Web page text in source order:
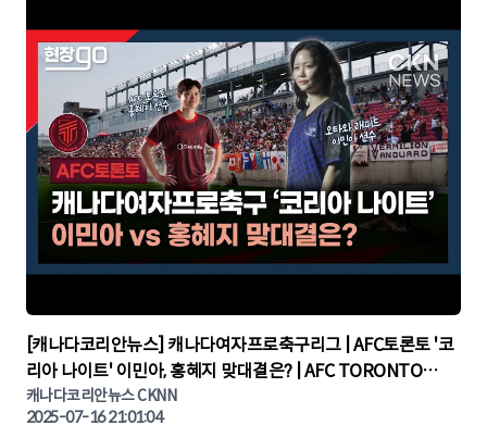
▶
[캐나다코리안뉴스] 캐나다여자프로축구리그 | AFC토론토 '코
리아 나이트' 이민아, 홍혜지 맞대결은? | AFC TORONTO
KOREA NIGHT | 캐나다뉴스 | 토론토뉴스
캐나다코리안뉴스 CKNN
2025-07-16 21:01:04